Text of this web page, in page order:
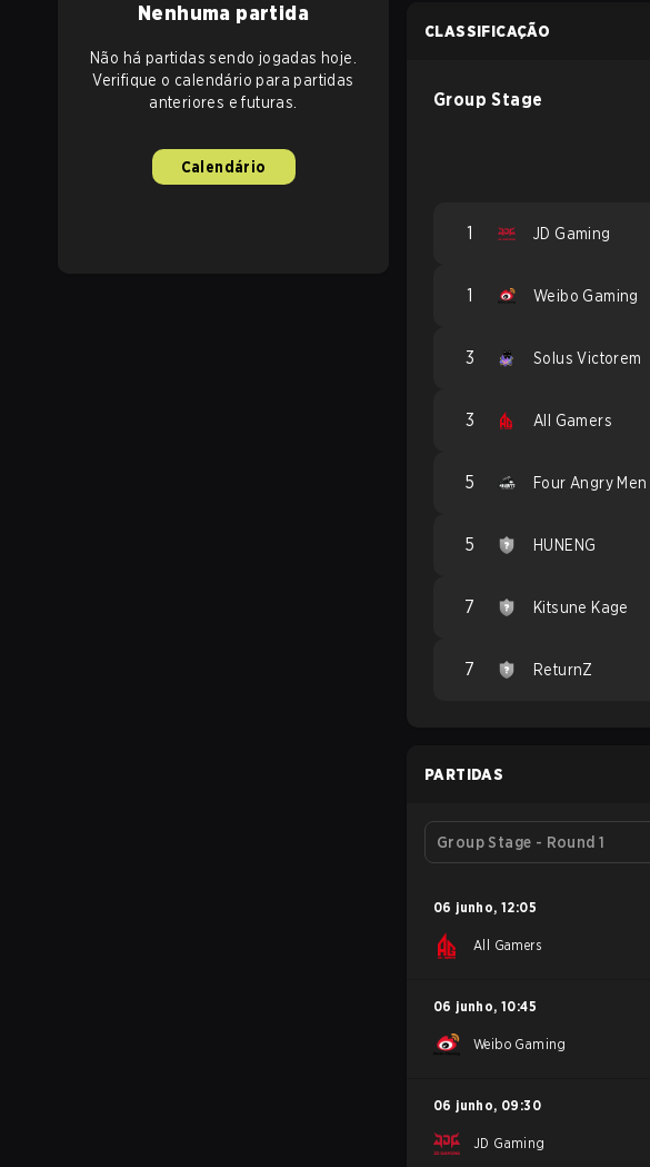
Nenhuma partida
Não há partidas sendo jogadas hoje.
Verifique o calendário para partidas
anteriores e futuras.
Calendário
CLASSIFICAÇÃO
Group Stage
1 JD Gaming
1 Weibo Gaming
3 Solus Victorem
3 All Gamers
5 Four Angry Men
5 HUNENG
7 Kitsune Kage
7 ReturnZ
PARTIDAS
Group Stage - Round 1
06 junho, 12:05
All Gamers
06 junho, 10:45
Weibo Gaming
06 junho, 09:30
JD Gaming